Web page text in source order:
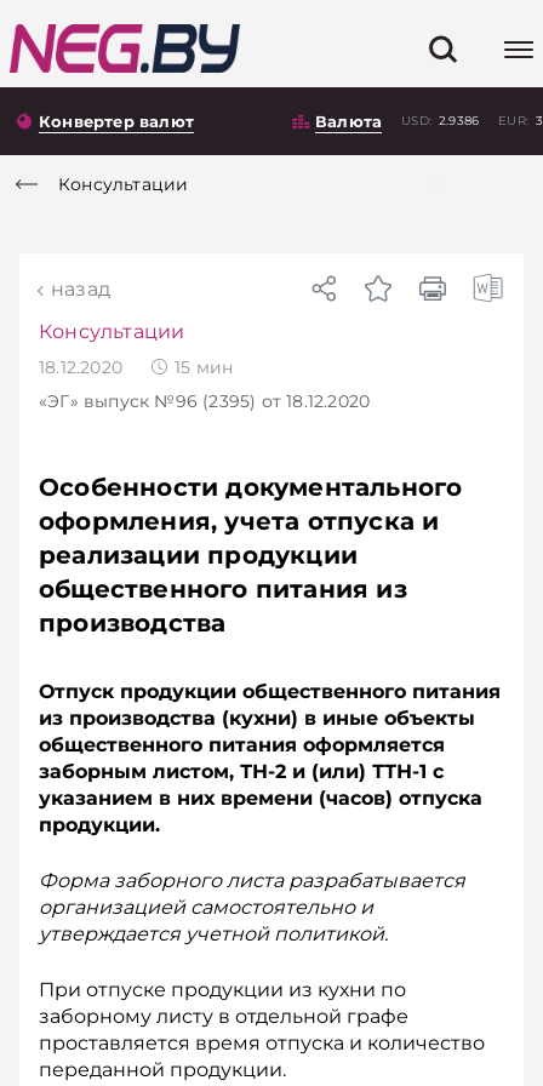
Конвертер валют Валюта USD: 2.9386 EUR:
Консультации
назад
Консультации
18.12.2020 15 мин
«ЭГ» выпуск №96 (2395) от 18.12.2020
Особенности документального
оформления, учета отпуска и
реализации продукции
общественного питания из
производства
Отпуск продукции общественного питания
из производства (кухни) в иные объекты
общественного питания оформляется
заборным листом, ТН-2 и (или) ТТН-1 с
указанием в них времени (часов) отпуска
продукции.
Форма заборного листа разрабатывается
организацией самостоятельно и
утверждается учетной политикой.
При отпуске продукции из кухни по
заборному листу в отдельной графе
проставляется время отпуска и количество
переданной продукции.